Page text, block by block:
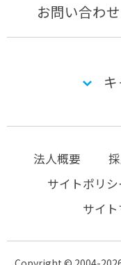
お問い合わせ
法人概要
サイトポリシ
サイ